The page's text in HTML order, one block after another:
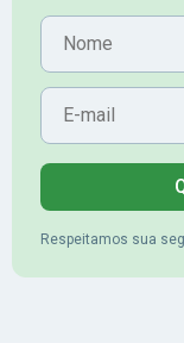
Nome
E-mail
Respeitamos sua